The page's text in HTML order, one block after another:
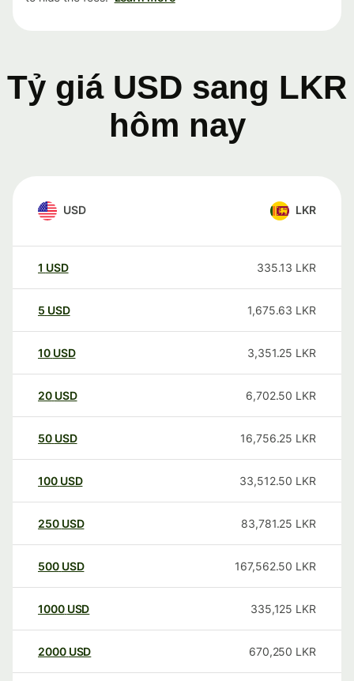
Tỷ giá USD sang LKR
hôm nay
USD LKR
1 USD 335.13 LKR
5 USD 1,675.63 LKR
10 USD 3,351.25 LKR
20 USD 6,702.50 LKR
50 USD 16,756.25 LKR
100 USD 33,512.50 LKR
250 USD 83,781.25 LKR
500 USD 167,562.50 LKR
1000 USD 335,125 LKR
2000 USD 670,250 LKR